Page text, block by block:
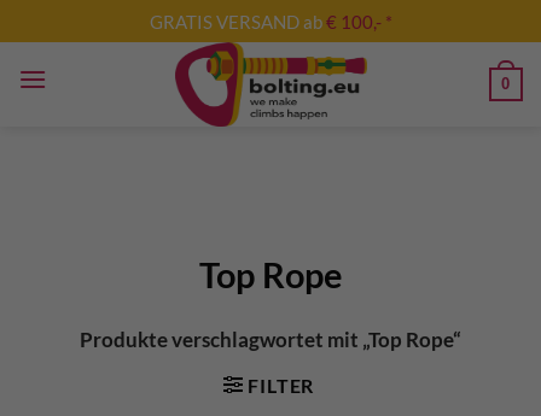
Inhalt
springen
GRATIS VERSAND ab€ 100,- *
0
Top Rope
Produkte verschlagwortet mit „Top Rope“
FILTER